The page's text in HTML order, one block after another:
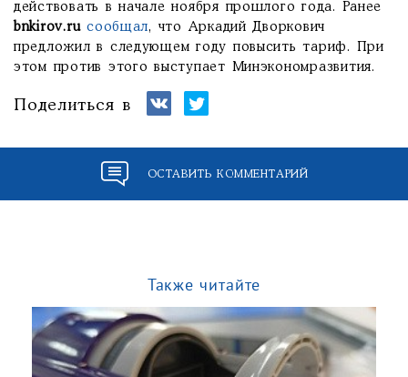
действовать в начале ноября прошлого года. Ранее
bnkirov.ru сообщал, что Аркадий Дворкович
предложил в следующем году повысить тариф. При
этом против этого выступает Минэкономразвития.
Поделиться в
ОСТАВИТЬ КОММЕНТАРИЙ
Также читайте